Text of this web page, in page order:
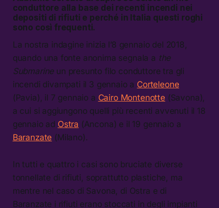
conduttore alla base dei recenti incendi nei
depositi di rifiuti e perché in Italia questi roghi
sono così frequenti.
La nostra indagine inizia l’8 gennaio del 2018,
quando una fonte anonima segnala a the
Submarine un presunto filo conduttore tra gli
incendi divampati il 3 gennaio a Corteleone
(Pavia), il 7 gennaio a Cairo Montenotte (Savona),
a cui si aggiungono quelli più recenti avvenuti il 18
gennaio ad Ostra (Ancona) e il 19 gennaio a
Baranzate (Milano).
In tutti e quattro i casi sono bruciate diverse
tonnellate di rifiuti, soprattutto plastiche, ma
mentre nel caso di Savona, di Ostra e di
Baranzate i rifiuti erano stoccati in degli impianti